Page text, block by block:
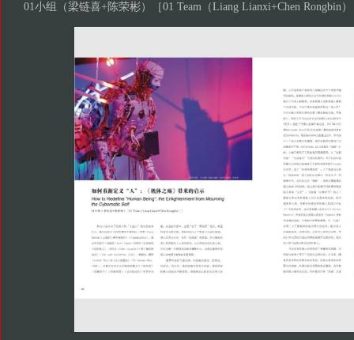
01小组（梁链喜+陈荣彬）［01 Team（Liang Lianxi+Chen Rongbin）